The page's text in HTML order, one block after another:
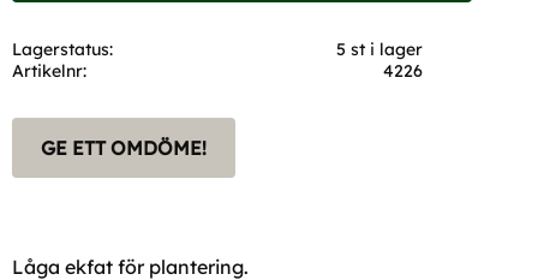
Lagerstatus
5 st i lager
Artikelnr
4226
GE ETT OMDÖME!
Låga ekfat för plantering.